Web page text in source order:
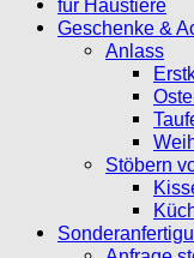
für Haustiere
Geschenke &
Anlass
Stöbern